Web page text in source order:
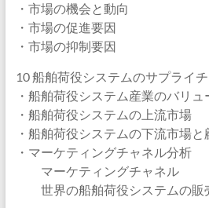
・市場の機会と動向
・市場の促進要因
・市場の抑制要因
10 船舶荷役システムのサプライ
・船舶荷役システム産業のバリュ
・船舶荷役システムの上流市場
・船舶荷役システムの下流市場と
・マーケティングチャネル分析
マーケティングチャネル
世界の船舶荷役システムの販